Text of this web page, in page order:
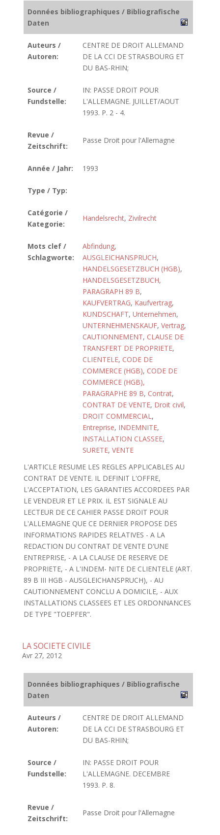
Données bibliographiques / Bibliografische
Daten
Auteurs /
Autoren:
CENTRE DE DROIT ALLEMAND
DE LA CCI DE STRASBOURG ET
DU BAS-RHIN;
Source /
Fundstelle:
IN: PASSE DROIT POUR
L'ALLEMAGNE. JUILLET/AOUT
1993. P. 2 - 4.
Revue /
Zeitschrift:
Passe Droit pour l'Allemagne
Année / Jahr: 1993
Type / Typ:
Catégorie /
Kategorie:
Handelsrecht, Zivilrecht
Mots clef /
Schlagworte:
Abfindung,
AUSGLEICHANSPRUCH,
HANDELSGESETZBUCH (HGB),
HANDELSGESETZBUCH,
PARAGRAPH 89 B,
KAUFVERTRAG, Kaufvertrag,
KUNDSCHAFT, Unternehmen,
UNTERNEHMENSKAUF, Vertrag,
CAUTIONNEMENT, CLAUSE DE
TRANSFERT DE PROPRIETE,
CLIENTELE, CODE DE
COMMERCE (HGB), CODE DE
COMMERCE (HGB),
PARAGRAPHE 89 B, Contrat,
CONTRAT DE VENTE, Droit civil,
DROIT COMMERCIAL,
Entreprise, INDEMNITE,
INSTALLATION CLASSEE,
SURETE, VENTE
L'ARTICLE RESUME LES REGLES APPLICABLES AU
CONTRAT DE VENTE. IL DEFINIT L'OFFRE,
L'ACCEPTATION, LES GARANTIES ACCORDEES PAR
LE VENDEUR ET LE PRIX. IL EST SIGNALE AU
LECTEUR DE CE CAHIER PASSE DROIT POUR
L'ALLEMAGNE QUE CE DERNIER PROPOSE DES
INFORMATIONS RAPIDES RELATIVES - A LA
REDACTION DU CONTRAT DE VENTE D'UNE
ENTREPRISE, - A LA CLAUSE DE RESERVE DE
PROPRIETE, - A L'INDEM- NITE DE CLIENTELE (ART.
89 B III HGB - AUSGLEICHANSPRUCH), - AU
CAUTIONNEMENT CONCLU A DOMICILE, - AUX
INSTALLATIONS CLASSEES ET LES ORDONNANCES
DE TYPE "TOEPFER".
LA SOCIETE CIVILE
Avr 27, 2012
Données bibliographiques / Bibliografische
Daten
Auteurs /
Autoren:
CENTRE DE DROIT ALLEMAND
DE LA CCI DE STRASBOURG ET
DU BAS-RHIN;
Source /
Fundstelle:
IN: PASSE DROIT POUR
L'ALLEMAGNE. DECEMBRE
1993. P. 8.
Revue /
Zeitschrift:
Passe Droit pour l'Allemagne